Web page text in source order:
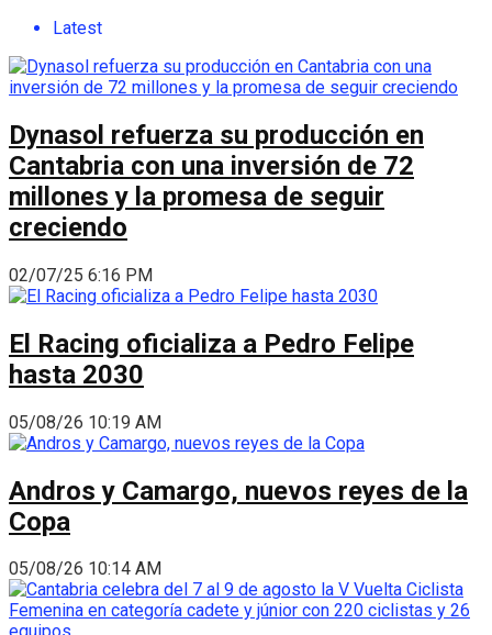
Latest
Dynasol refuerza su producción en
Cantabria con una inversión de 72
millones y la promesa de seguir
creciendo
02/07/25 6:16 PM
El Racing oficializa a Pedro Felipe
hasta 2030
05/08/26 10:19 AM
Andros y Camargo, nuevos reyes de la
Copa
05/08/26 10:14 AM